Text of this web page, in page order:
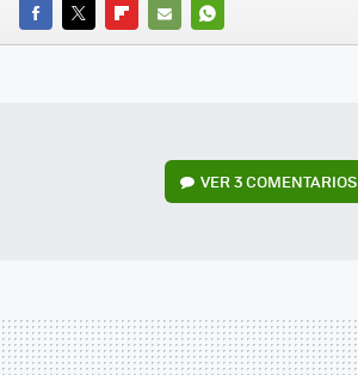
FACEBOOK
TWITTERFLIPBOARD
E-
WHATSAPP
VER3 COMENTARIOS